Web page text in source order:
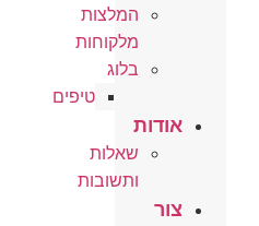
המלצות
מלקוחות
בלוג
טיפים
אודות
שאלות
ותשובות
צור